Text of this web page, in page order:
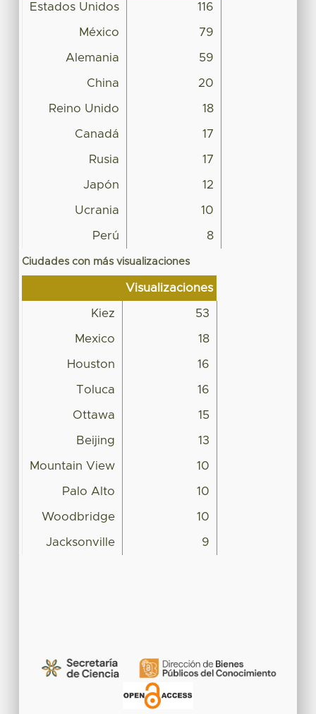
Estados Unidos 116
México 79
Alemania 59
China 20
Reino Unido 18
Canadá 17
Rusia 17
Japón 12
Ucrania 10
Perú 8
Ciudades con más visualizaciones
Visualizaciones
Kiez 53
Mexico 18
Houston 16
Toluca 16
Ottawa 15
Beijing 13
Mountain View 10
Palo Alto 10
Woodbridge 10
Jacksonville 9